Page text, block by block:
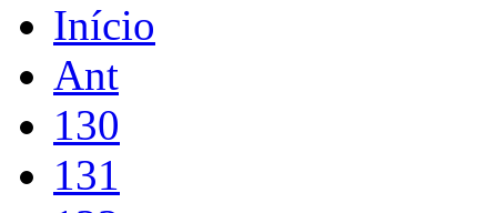
Início
Ant
130
131